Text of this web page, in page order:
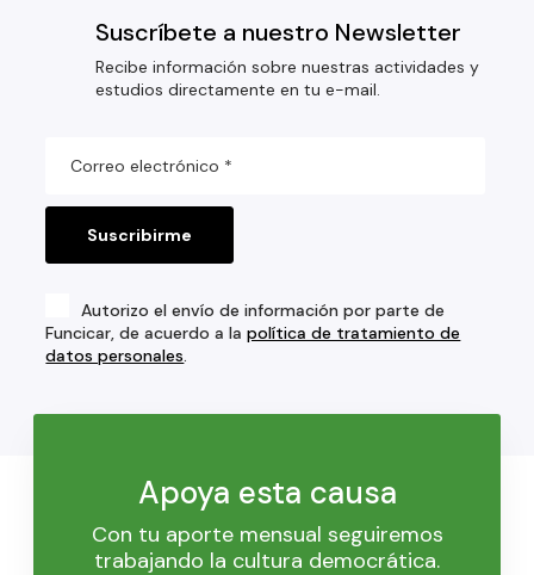
Suscríbete a nuestro Newsletter
Recibe información sobre nuestras actividades y
estudios directamente en tu e-mail.
Autorizo el envío de información por parte de
Funcicar, de acuerdo a lapolítica de tratamiento de
datos personales
Apoya esta causa
Con tu aporte mensual seguiremos
trabajando la cultura democrática.